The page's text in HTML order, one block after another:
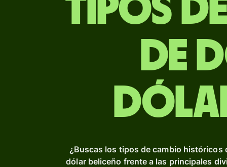
Tipos
de
¿Buscas los tipos de cambio históricos
dólar beliceño frente a las principales